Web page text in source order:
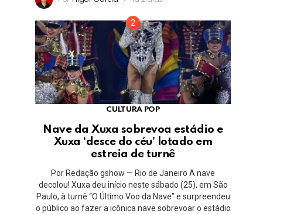
CULTURA POP
Nave da Xuxa sobrevoa estádio e
Xuxa ‘desce do céu’ lotado em
estreia de turnê
Por Redação gshow — Rio de Janeiro A nave
decolou! Xuxa deu início neste sábado (25), em São
Paulo, à turnê “O Último Voo da Nave” e surpreendeu
o público ao fazer a icônica nave sobrevoar o estádio